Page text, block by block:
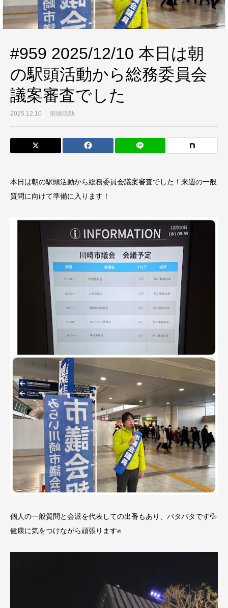
#959 2025/12/10 本日は朝
の駅頭活動から総務委員会
議案審査でした
2025.12.10 街頭活動
本日は朝の駅頭活動から総務委員会議案審査でした！来週の一般
質問に向けて準備に入ります！
個人の一般質問と会派を代表しての出番もあり、バタバタです💦
健康に気をつけながら頑張ります✊